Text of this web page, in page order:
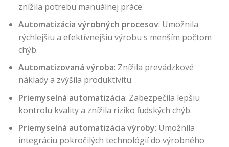
znížila potrebu manuálnej práce.
Automatizácia výrobných procesov: Umožnila
rýchlejšiu a efektívnejšiu výrobu s menším počtom
chýb.
Automatizovaná výroba: Znížila prevádzkové
náklady a zvýšila produktivitu.
Priemyselná automatizácia: Zabezpečila lepšiu
kontrolu kvality a znížila riziko ľudských chýb.
Priemyselná automatizácia výroby: Umožnila
integráciu pokročilých technológií do výrobného